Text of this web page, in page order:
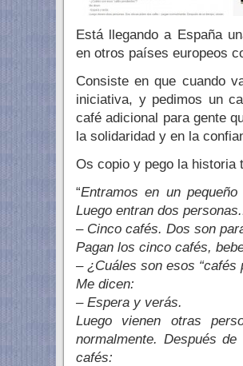
Está llegando a España
en otros países europeos
Consiste en que cuando
iniciativa, y pedimos un
café adicional para gente
la solidaridad y en la
Os copio y pego la historia
“Entramos en un
Luego entran dos
– Cinco cafés. Dos son
Pagan los cinco cafés,
– ¿Cuáles son esos “cafés
Me dicen:
– Espera y verás.
Luego vienen otras
normalmente. Después
cafés: